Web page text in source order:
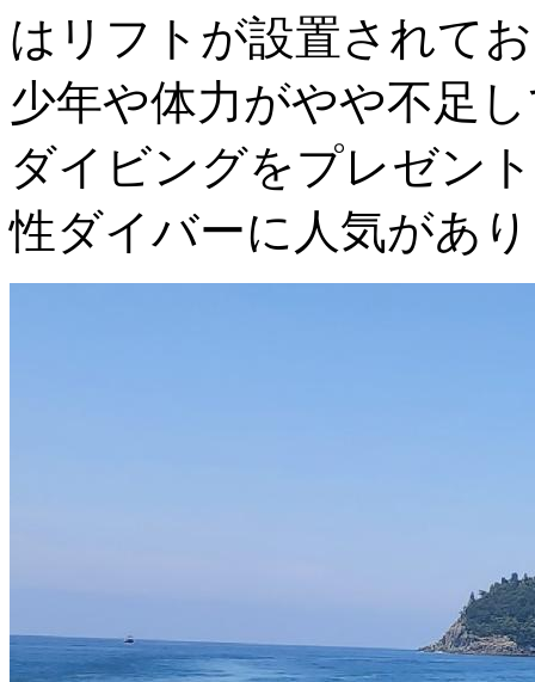
はリフトが設置されて
少年や体力がやや不足
ダイビングをプレゼン
性ダイバーに人気があ